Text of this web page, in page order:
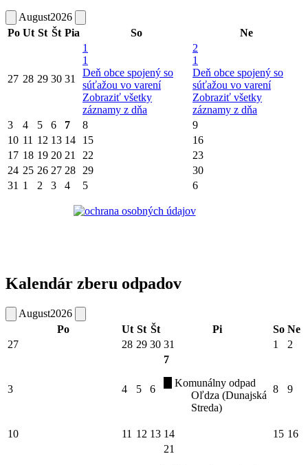
August2026
Po Ut St Št Pia So Ne
27 28 29 30 31
1
1
Deň obce spojený so
súťažou vo varení
Zobraziť všetky
záznamy z dňa
2
1
Deň obce spojený so
súťažou vo varení
Zobraziť všetky
záznamy z dňa
3
4 5 6 7 8
9
10 11 12 13 14 15
16
17 18 19 20 21 22
23
24 25 26 27 28 29
30
31 1 2 3 4 5 6
Kalendár zberu odpadov
August2026
Po
Ut St Št Pi So Ne
27
28 29 30 31 1 2
3 4 5 6
7
Komunálny odpad
Oľdza (Dunajská
Streda)
8 9
10 11 12 13 14 15 16
21